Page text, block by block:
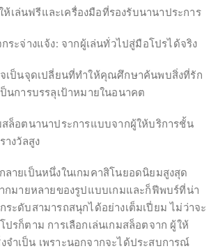
ห้เล่นฟรีและเครื่องมือที่รองรับนานาประการ
กระจ่างแจ้ง: จากผู้เล่นทั่วไปสู่มือโปรได้จริง
เป็นจุดเปลี่ยนที่ทำให้คุณศึกษาค้นพบสิ่งที่รัก
นการบรรลุเป้าหมายในอนาคต
ล็อตนานาประการแบบจากผู้ให้บริการชั้น
างวัลสูง
ลายเป็นหนึ่งในเกมคาสิโนยอดนิยมสูงสุด
กมายหลายของรูปแบบเกมและก็ฟีพบร์ที่น่า
ระดับสามารถสนุกได้อย่างเต็มเปี่ยม ไม่ว่าจะ
รก็ตาม การเลือกเล่นเกมสล็อตจาก ผู้ให้
จำเป็น เพราะนอกจากจะได้ประสบการณ์